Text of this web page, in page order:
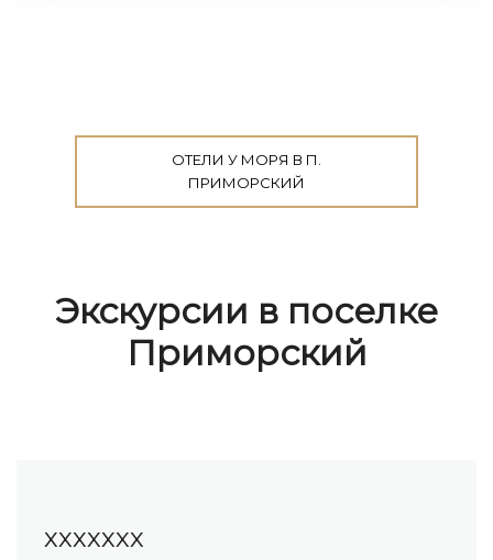
ОТЕЛИ У МОРЯ В П.
ПРИМОРСКИЙ
Экскурсии в поселке
Приморский
ххххххх